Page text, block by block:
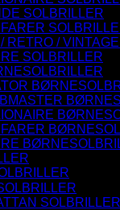
SOLBRILLER
RETRO /
SOLBRILLER
SOLBRILLER